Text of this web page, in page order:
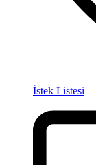
İstek Listesi